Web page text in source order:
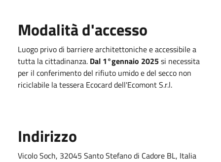
Modalità d'accesso
Luogo privo di barriere architettoniche e accessibile a
tutta la cittadinanza. Dal 1°gennaio 2025si necessita
per il conferimento del rifiuto umido e del secco non
riciclabile la tessera Ecocard dell'Ecomont S.r.l.
Indirizzo
Vicolo Soch, 32045 Santo Stefano di Cadore BL, Italia